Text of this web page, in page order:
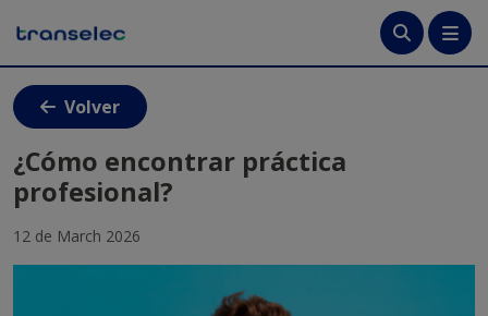
Volver
¿Cómo encontrar práctica
profesional?
12 de March 2026